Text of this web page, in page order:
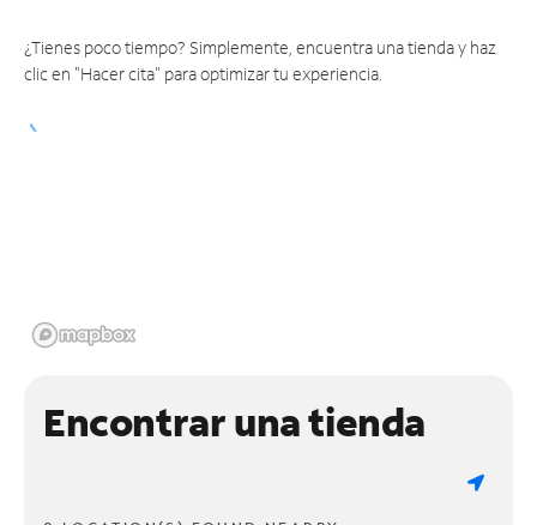
¿Tienes poco tiempo? Simplemente, encuentra una tienda y haz
clic en "Hacer cita" para optimizar tu experiencia.
Encontrar una tienda